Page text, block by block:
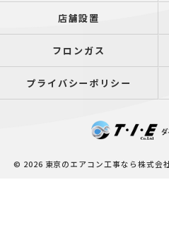
店舗設置
フロンガス
プライバシーポリシー
© 2026 東京のエアコン工事なら株式会